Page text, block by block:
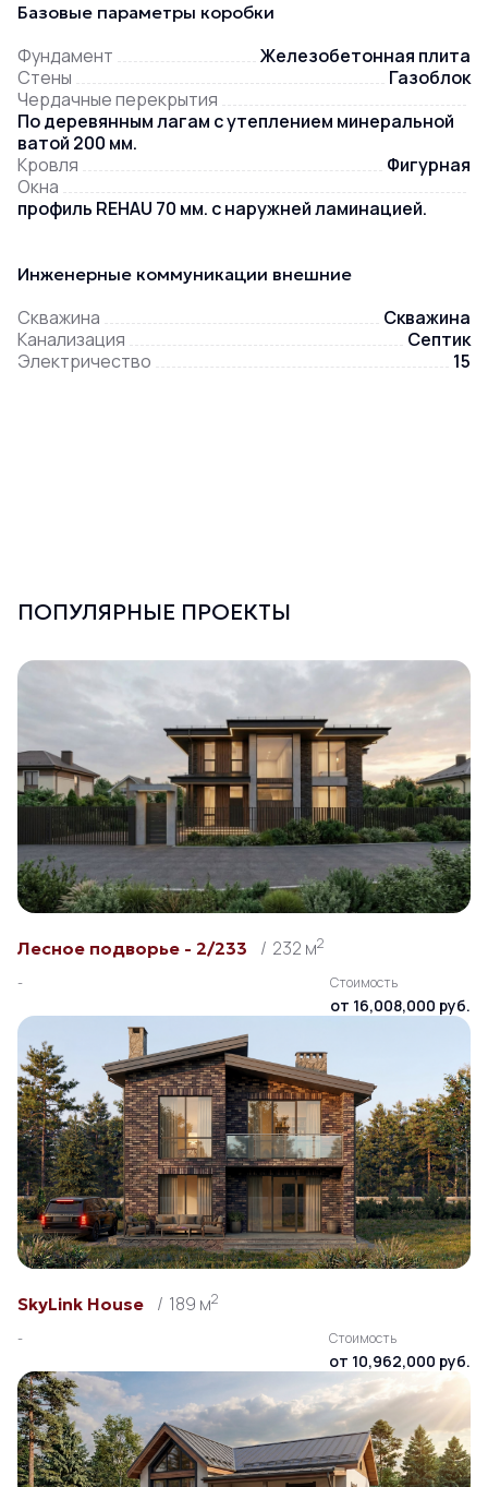
Базовые параметры коробки
Фундамент
Железобетонная плита
Стены
Газоблок
Чердачные перекрытия
По деревянным лагам с утеплением минеральной
ватой 200 мм.
Кровля
Фигурная
Окна
профиль REHAU 70 мм. с наружней ламинацией.
Инженерные коммуникации внешние
Скважина
Скважина
Канализация
Септик
Электричество
15
ПОПУЛЯРНЫЕ ПРОЕКТЫ
Лесное подворье - 2/233 232 м2
- Стоимость
от 16,008,000 руб.
SkyLink House 189 м2
- Стоимость
от 10,962,000 руб.